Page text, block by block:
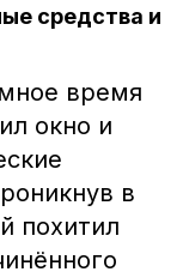
средства и
время
окно и
в
похитил